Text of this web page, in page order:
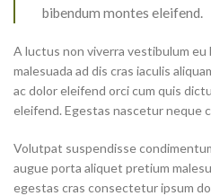
bibendum montes eleifend.
A luctus non viverra vestibulum
malesuada ad dis cras iaculis
ac dolor eleifend orci cum quis
eleifend. Egestas nascetur neque
Volutpat suspendisse
augue porta aliquet pretium
egestas cras consectetur ipsum